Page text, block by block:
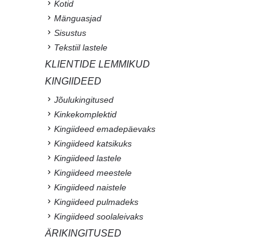
Kotid
Mänguasjad
Sisustus
Tekstiil lastele
KLIENTIDE LEMMIKUD
KINGIIDEED
Jõulukingitused
Kinkekomplektid
Kingiideed emadepäevaks
Kingiideed katsikuks
Kingiideed lastele
Kingiideed meestele
Kingiideed naistele
Kingiideed pulmadeks
Kingiideed soolaleivaks
ÄRIKINGITUSED